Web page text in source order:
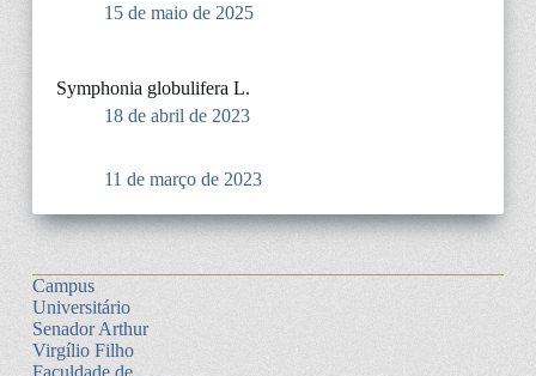
15 de maio de 2025
Symphonia globulifera L.
18 de abril de 2023
11 de março de 2023
Campus
Universitário
Senador Arthur
Virgílio Filho
Faculdade de